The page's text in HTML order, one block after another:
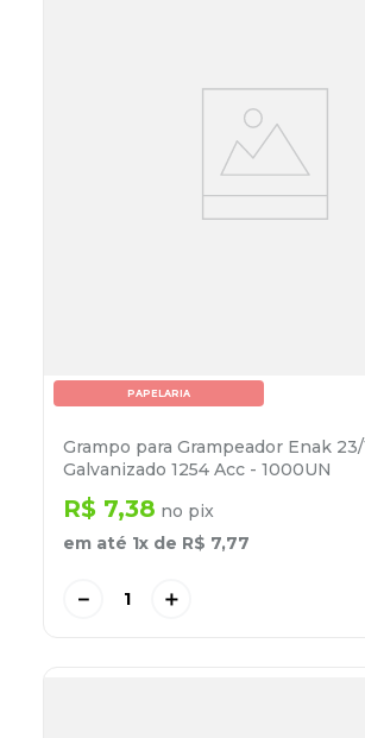
PAPELARIA
Grampo para Grampeador Enak 23/
Galvanizado 1254 Acc - 1000UN
R$ 7,38 no pix
em até 1x de R$ 7,77
＋
－